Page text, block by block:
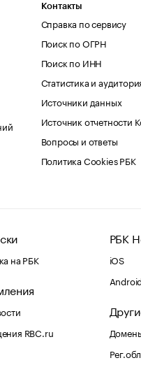
Контакты
Справка по сервису
Поиск по ОГРН
Поиск по ИНН
Статистика и
Источники данных
Источник отчетности
Вопросы и ответы
Политика Cookies РБК
на РБК
RBC.ru
РБК
iOS